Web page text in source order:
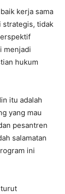
kerja sama
strategis, tidak
menjadi
hukum
itu adalah
yang mau
pesantren
salamatan
ini